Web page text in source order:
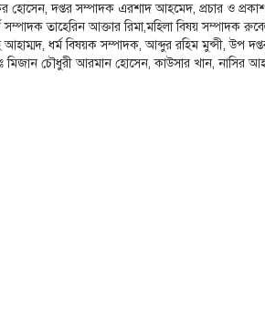
হোসেন, দপ্তর সম্পাদক এরশাদ আহমেদ, প্রচার ও
তাহেরিন আক্তার রিমা,মহিলা বিষয় সম্পাদক
ধর্ম বিষয়ক সম্পাদক, আব্দুর রহিম মুন্সী, উপ
মিজান চৌধুরী আরমান হোসেন, কাউসার খান, নাসির